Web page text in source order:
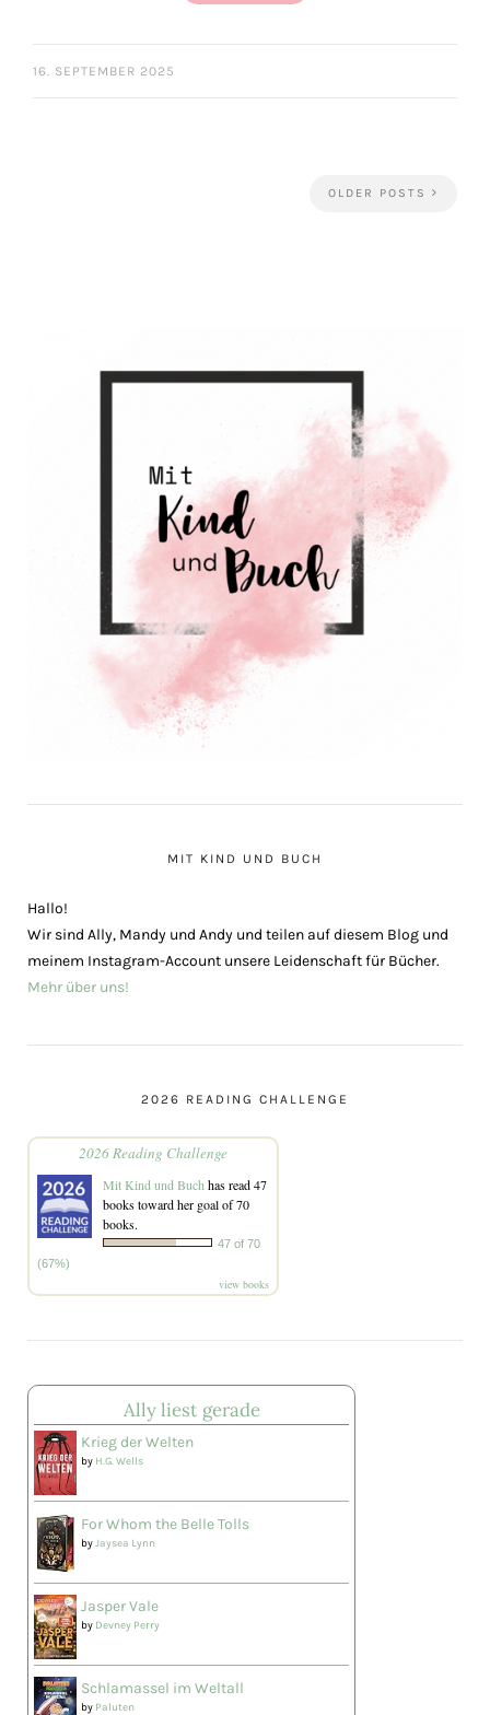
16. SEPTEMBER 2025
OLDER POSTS
MIT KIND UND BUCH
Hallo!
Wir sind Ally, Mandy und Andy und teilen auf diesem Blog und
meinem Instagram-Account unsere Leidenschaft für Bücher.
Mehr über uns!
2026 READING CHALLENGE
2026 Reading Challenge
Mit Kind und Buch has read 47
books toward her goal of 70
books.
47 of 70
(67%)
view books
Ally liest gerade
Krieg der Welten
by H.G. Wells
For Whom the Belle Tolls
byJaysea Lynn
Jasper Vale
by Devney Perry
Schlamassel im Weltall
by Paluten